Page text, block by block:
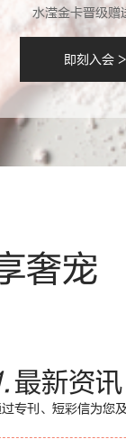
水滢金卡晋级
即刻入会 >
奢宠
最新资讯
专刊、短彩信为您